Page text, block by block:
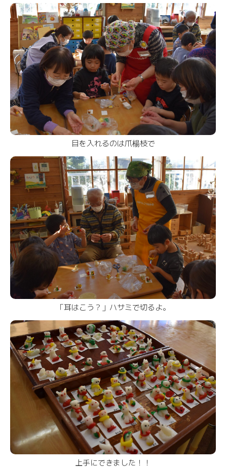
目を入れるのは爪楊枝で
「耳はこう？」ハサミで切るよ。
上手にできました！！